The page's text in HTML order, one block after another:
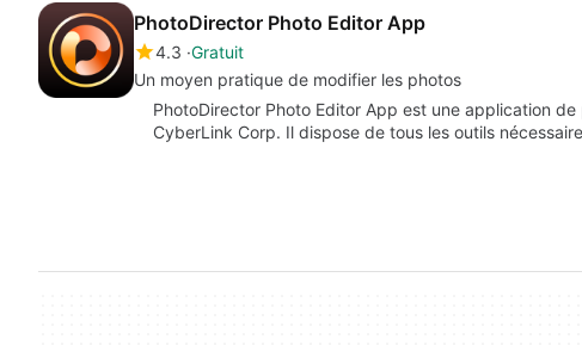
PhotoDirector Photo Editor App
4.3 Gratuit
Un moyen pratique de modifier les photos
PhotoDirector Photo Editor App est une application
CyberLink Corp. Il dispose de tous les outils